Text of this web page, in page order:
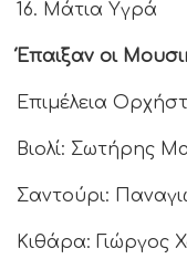
16. Μάτια Υγρά
Έπαιξαν οι
Επιμέλεια
Βιολί: Σωτήρης
Σαντούρι:
Κιθάρα: Γιώργος